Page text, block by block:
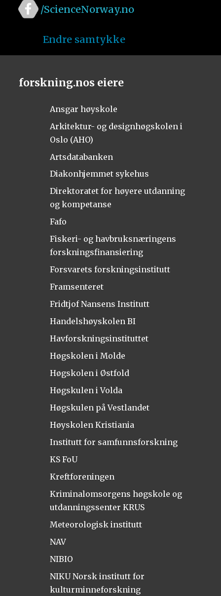
/ScienceNorway.no
Endre samtykke
forskning.nos eiere
Ansgar høyskole
Arkitektur- og designhøgskolen i
Oslo (AHO)
Artsdatabanken
Diakonhjemmet sykehus
Direktoratet for høyere utdanning
og kompetanse
Fafo
Fiskeri- og havbruksnæringens
forskningsfinansiering
Forsvarets forskningsinstitutt
Framsenteret
Fridtjof Nansens Institutt
Handelshøyskolen BI
Havforskningsinstituttet
Høgskolen i Molde
Høgskolen i Østfold
Høgskulen i Volda
Høgskulen på Vestlandet
Høyskolen Kristiania
Institutt for samfunnsforskning
KS FoU
Kreftforeningen
Kriminalomsorgens høgskole og
utdanningssenter KRUS
Meteorologisk institutt
NAV
NIBIO
NIKU Norsk institutt for
kulturminneforskning